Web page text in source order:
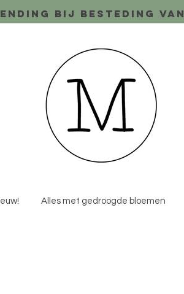
bij besteding
Alles met gedroogde bloemen